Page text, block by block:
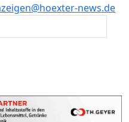
news.de